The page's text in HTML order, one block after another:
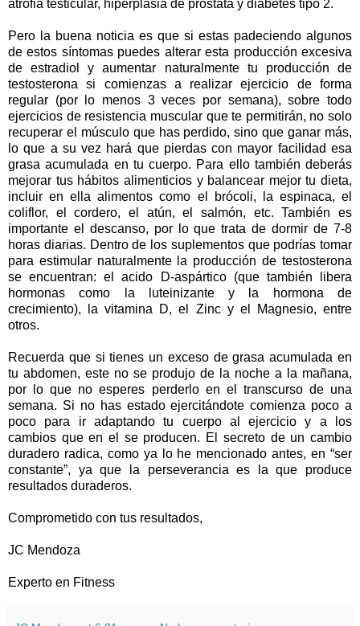
atrofia testicular, hiperplasia de próstata y diabetes tipo 2.
Pero la buena noticia es que si estas padeciendo algunos
de estos síntomas puedes alterar esta producción excesiva
de estradiol y aumentar naturalmente tu producción de
testosterona si comienzas a realizar ejercicio de forma
regular (por lo menos 3 veces por semana), sobre todo
ejercicios de resistencia muscular que te permitirán, no solo
recuperar el músculo que has perdido, sino que ganar más,
lo que a su vez hará que pierdas con mayor facilidad esa
grasa acumulada en tu cuerpo. Para ello también deberás
mejorar tus hábitos alimenticios y balancear mejor tu dieta,
incluir en ella alimentos como el brócoli, la espinaca, el
coliflor, el cordero, el atún, el salmón, etc. También es
importante el descanso, por lo que trata de dormir de 7-8
horas diarias. Dentro de los suplementos que podrías tomar
para estimular naturalmente la producción de testosterona
se encuentran: el acido D-aspártico (que también libera
hormonas como la luteinizante y la hormona de
crecimiento), la vitamina D, el Zinc y el Magnesio, entre
otros.
Recuerda que si tienes un exceso de grasa acumulada en
tu abdomen, este no se produjo de la noche a la mañana,
por lo que no esperes perderlo en el transcurso de una
semana. Si no has estado ejercitándote comienza poco a
poco para ir adaptando tu cuerpo al ejercicio y a los
cambios que en el se producen. El secreto de un cambio
duradero radica, como ya lo he mencionado antes, en “ser
constante”, ya que la perseverancia es la que produce
resultados duraderos.
Comprometido con tus resultados,
JC Mendoza
Experto en Fitness